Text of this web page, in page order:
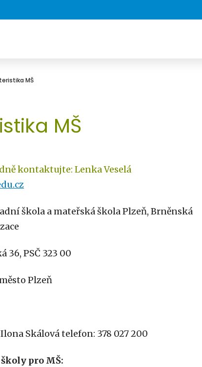
MŠ
MŠ
kontaktujte: Lenka Veselá
škola a mateřská škola Plzeň, Brněnská
36, PSČ 323 00
Plzeň
Skálová telefon: 378 027 200
pro MŠ: